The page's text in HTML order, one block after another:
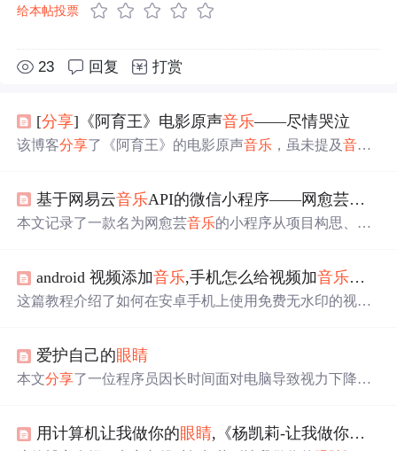
给本帖投票
23 回复 打赏
[分享]《阿育王》电影原声音乐——尽情哭泣
该博客分享了《阿育王》的电影原声音乐 ，虽未提及音乐
基于网易云音乐API的微信小程序——网愈芸音乐
本文记录了一款名为网愈芸音乐的小程序从项目构思、环
库，实现了登陆、音乐播放、MV展示、歌单和我的页面
等功能，同时分享了开发过程中遇到的如MV页面留白、
android 视频添加音乐,手机怎么给视频加音乐，安
这篇教程介绍了如何在安卓手机上使用免费无水印的视频
最后选择合适的分辨率和帧率导出即可。教程还提及了一
个制作视频开场特效的方法，适合那些 想在微信、抖音、
爱护自己的眼睛
本文分享了一位程序员因长时间面对电脑导致视力下降的
包括揉天应穴、挤按晴明穴、揉四白穴、按太阳穴和轮刮
用计算机让我做你的眼睛,《杨凯莉-让我做你的